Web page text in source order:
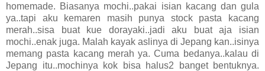
homemade. Biasanya mochi..pakai isian kacang dan gula
ya..tapi aku kemaren masih punya stock pasta kacang
merah..sisa buat kue dorayaki..jadi aku buat aja isian
mochi..enak juga. Malah kayak aslinya di Jepang kan..isinya
memang pasta kacang merah ya. Cuma bedanya..kalau di
Jepang itu..mochinya kok bisa halus2 banget bentuknya.